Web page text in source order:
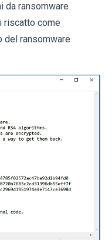
da ransomware
riscatto come
del ransomware